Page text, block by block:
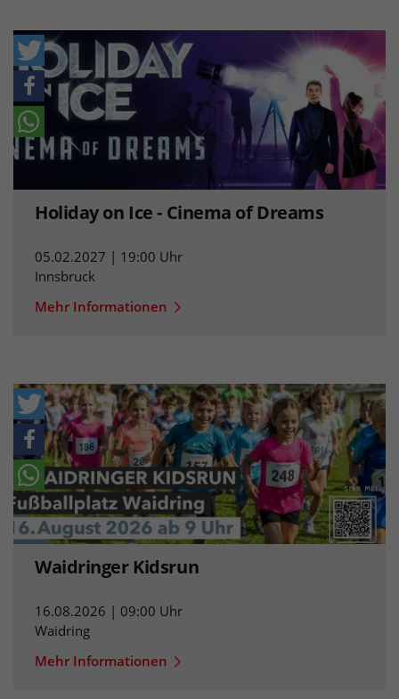
Holiday on Ice - Cinema of Dreams
05.02.2027 | 19:00 Uhr
Innsbruck
Mehr Informationen
Waidringer Kidsrun
16.08.2026 | 09:00 Uhr
Waidring
Mehr Informationen